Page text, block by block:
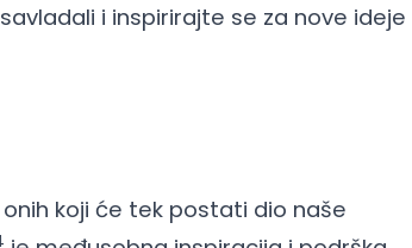
i inspirirajte se za nove ideje
koji će tek postati dio naše